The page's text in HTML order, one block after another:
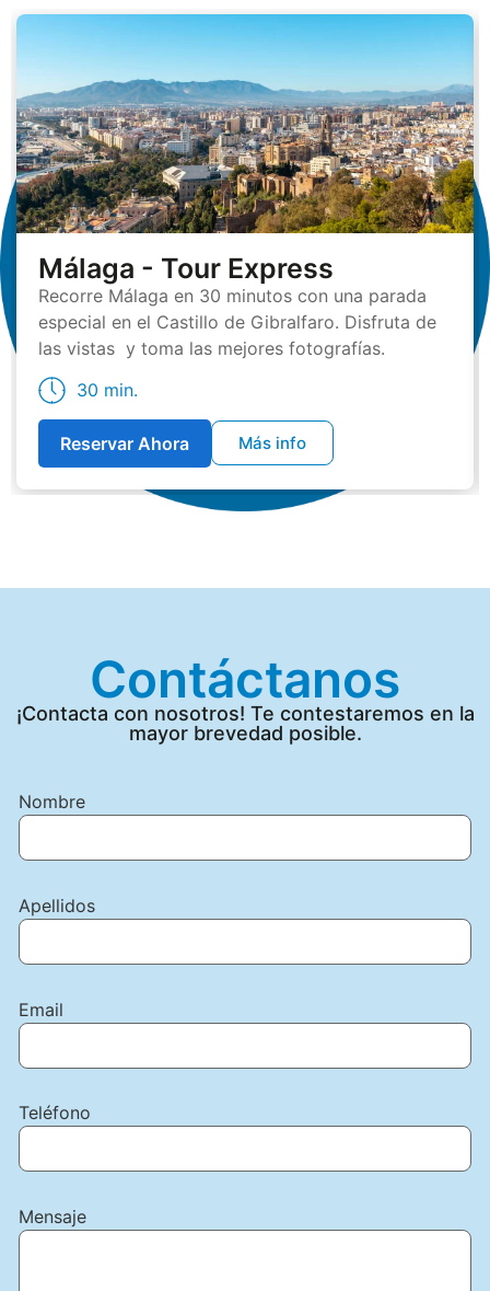
Málaga - Tour Express
Recorre Málaga en 30 minutos con una parada
especial en el Castillo de Gibralfaro. Disfruta de
las vistas y toma las mejores fotografías.
30 min.
Reservar Ahora Más info
Contáctanos
¡Contacta con nosotros! Te contestaremos en la
mayor brevedad posible.
Nombre
Apellidos
Email
Teléfono
Mensaje